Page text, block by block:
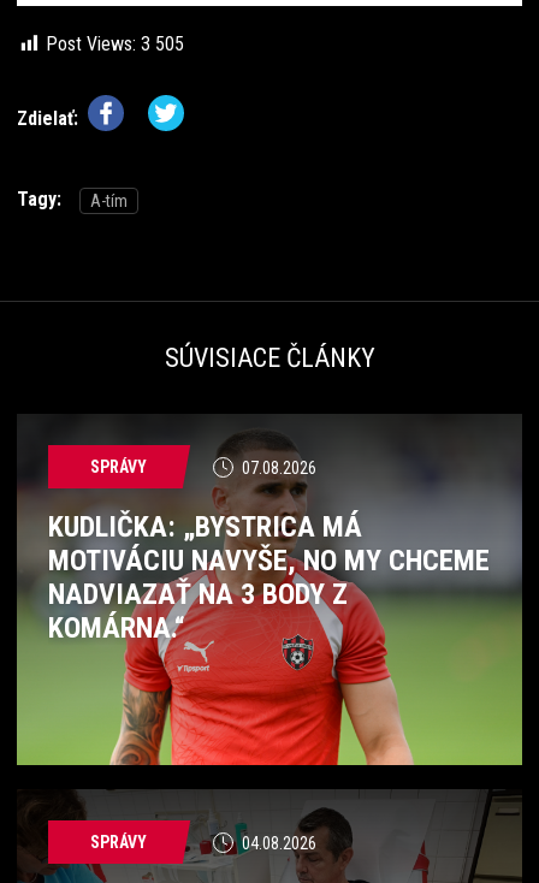
Post Views: 3 505
Zdielať:
Tagy: A-tím
SÚVISIACE ČLÁNKY
SPRÁVY 07.08.2026
KUDLIČKA: „BYSTRICA MÁ
MOTIVÁCIU NAVYŠE, NO MY CHCEME
NADVIAZAŤ NA 3 BODY Z
KOMÁRNA.“
SPRÁVY 04.08.2026